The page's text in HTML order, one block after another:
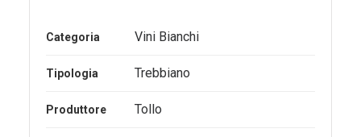
Categoria Vini Bianchi
Tipologia Trebbiano
Produttore Tollo